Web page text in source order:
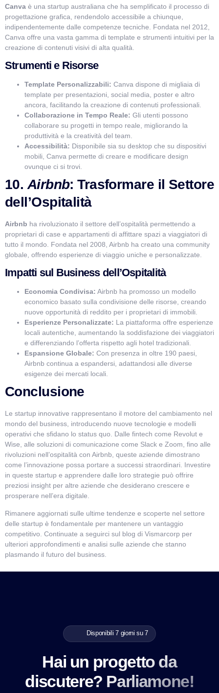
Canva è una startup australiana che ha semplificato il processo di
progettazione grafica, rendendolo accessibile a chiunque,
indipendentemente dalle competenze tecniche. Fondata nel 2012,
Canva offre una vasta gamma di template e strumenti intuitivi per la
creazione di contenuti visivi di alta qualità.
Strumenti e Risorse
Template Personalizzabili: Canva dispone di migliaia di
template per presentazioni, social media, poster e altro
ancora, facilitando la creazione di contenuti professionali.
Collaborazione in Tempo Reale: Gli utenti possono
collaborare su progetti in tempo reale, migliorando la
produttività e la creatività del team.
Accessibilità: Disponibile sia su desktop che su dispositivi
mobili, Canva permette di creare e modificare design
ovunque ci si trovi.
10. Airbnb: Trasformare il Settore
dell’Ospitalità
Airbnb ha rivoluzionato il settore dell’ospitalità permettendo a
proprietari di case e appartamenti di affittare spazi a viaggiatori di
tutto il mondo. Fondata nel 2008, Airbnb ha creato una community
globale, offrendo esperienze di viaggio uniche e personalizzate.
Impatti sul Business dell’Ospitalità
Economia Condivisa: Airbnb ha promosso un modello
economico basato sulla condivisione delle risorse, creando
nuove opportunità di reddito per i proprietari di immobili.
Esperienze Personalizzate: La piattaforma offre esperienze
locali autentiche, aumentando la soddisfazione dei viaggiatori
e differenziando l’offerta rispetto agli hotel tradizionali.
Espansione Globale: Con presenza in oltre 190 paesi,
Airbnb continua a espandersi, adattandosi alle diverse
esigenze dei mercati locali.
Conclusione
Le startup innovative rappresentano il motore del cambiamento nel
mondo del business, introducendo nuove tecnologie e modelli
operativi che sfidano lo status quo. Dalle fintech come Revolut e
Wise, alle soluzioni di comunicazione come Slack e Zoom, fino alle
rivoluzioni nell’ospitalità con Airbnb, queste aziende dimostrano
come l’innovazione possa portare a successi straordinari. Investire
in queste startup e apprendere dalle loro strategie può offrire
preziosi insight per altre aziende che desiderano crescere e
prosperare nell’era digitale.
Rimanere aggiornati sulle ultime tendenze e scoperte nel settore
delle startup è fondamentale per mantenere un vantaggio
competitivo. Continuate a seguirci sul blog di Vismarcorp per
ulteriori approfondimenti e analisi sulle aziende che stanno
plasmando il futuro del business.
Disponibili 7 giorni su 7
Hai un progetto da
discutere? Parliamone!